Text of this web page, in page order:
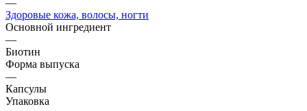
Здоровые кожа, волосы, ногти
Основной ингредиент
—
Биотин
Форма выпуска
—
Капсулы
Упаковка